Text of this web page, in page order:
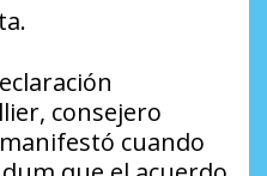
consejero
cuando